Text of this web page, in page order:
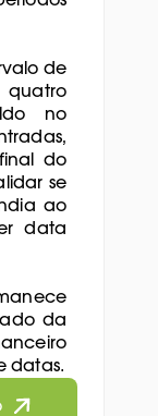
de
no
do
se
ao
data
da
datas.